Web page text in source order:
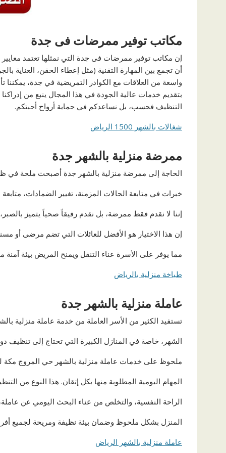
مكاتب توفير ممرضات فى جدة
إن مكاتب توفير ممرضات فى جدة التي نمثلها تعتمد
أن تجمع بين المهارة التقنية (مثل إعطاء الحقن، العناية
واسعة من العلاقات مع الكوادر التمريضية في جدة،
بتقديم خدمات عالية الجودة في هذا المجال ينبع من
التنظيف فحسب، بل نساعدكم في حماية أرواح أحبتكم.
شغالات بالشهر 1500 الرياض
ممرضة منزلية بالشهر جدة
الحاجة إلى ممرضة منزلية بالشهر جدة أصبحت ملحة في
خبرات في متابعة الحالات المزمنة، تغيير الضمادات،
إننا لا نقدم فقط ممرضة، بل نقدم رفيقاً صحياً يتميز
إن هذا الاختيار هو الأفضل للعائلات التي تضم مرضى أو
مما يوفر على الأسرة عناء التنقل ويمنح المريض بيئة
طباخة منزلية بالرياض
عاملة منزلية بالشهر جدة
تستفيد الكثير من الأسر العاملة من خدمة عاملة منزلية
الشهر، خاصة في المنازل الكبيرة التي تحتاج إلى تنظيف
ملحوظ على خدمات عاملة منزلية بالشهر حي المروج مكة
المهام اليومية المطلوبة منها بكل إتقان. هذا النوع من
الراحة النفسية، والتخلص من عناء البحث اليومي عن
المنزل بشكل ملحوظ وضمان بيئة نظيفة ومريحة لجميع
عاملة منزلية بالشهر الرياض